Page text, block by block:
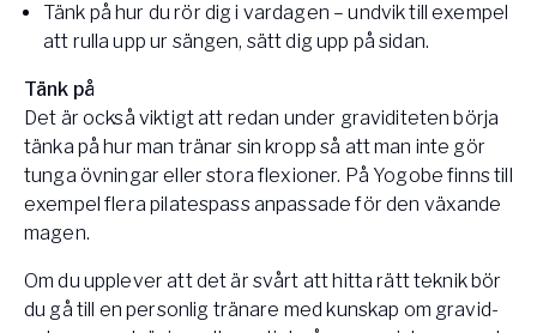
Tänk på hur du rör dig i vardagen – undvik till exempel
att rulla upp ur sängen, sätt dig upp på sidan.
Tänk på
Det är också viktigt att redan under graviditeten börja
tänka på hur man tränar sin kropp så att man inte gör
tunga övningar eller stora flexioner. På Yogobe finns till
exempel flera pilatespass anpassade för den växande
magen.
Om du upplever att det är svårt att hitta rätt teknik bör
du gå till en personlig tränare med kunskap om gravid-